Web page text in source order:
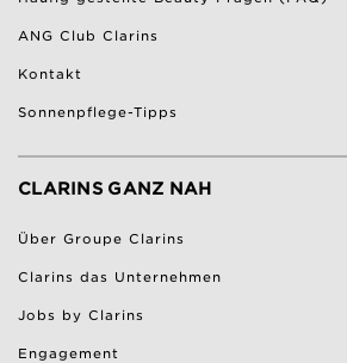
ANG Club Clarins
Kontakt
Sonnenpflege-Tipps
CLARINS GANZ NAH
Über Groupe Clarins
Clarins das Unternehmen
Jobs by Clarins
Engagement